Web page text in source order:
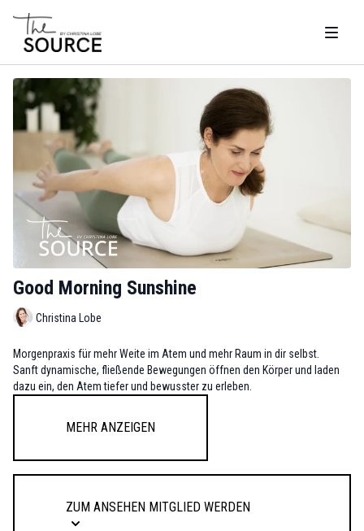
Good Morning Sunshine
Christina Lobe
Morgenpraxis für mehr Weite im Atem und mehr Raum in dir selbst.
Sanft dynamische, fließende Bewegungen öffnen den Körper und laden
dazu ein, den Atem tiefer und bewusster zu erleben.
Abgerundet wird die Praxis durch eine kurze Meditation – ein Moment der
sowie Variationen. Halbe Ausfallschritte mit Twist, Cat/Cow-Flow,
Mehr anzeigen
ZUM ANSEHEN MITGLIED WERDEN